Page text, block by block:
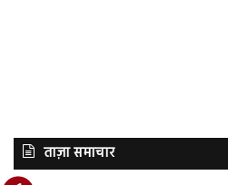
ताज़ा समाचार